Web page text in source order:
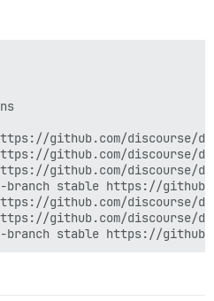
github.com/discourse/
github.com/discourse/
github.com/discourse/
branch stable https://
github.com/discourse/
github.com/discourse/